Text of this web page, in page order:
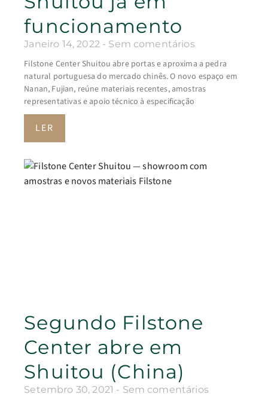
funcionamento
Janeiro 14, 2022 Sem comentários
Filstone Center Shuitou abre portas e aproxima a pedra
natural portuguesa do mercado chinês. O novo espaço em
Nanan, Fujian, reúne materiais recentes, amostras
representativas e apoio técnico à especificação
LER
Segundo Filstone
Center abre em
Shuitou (China)
Setembro 30, 2021 Sem comentários